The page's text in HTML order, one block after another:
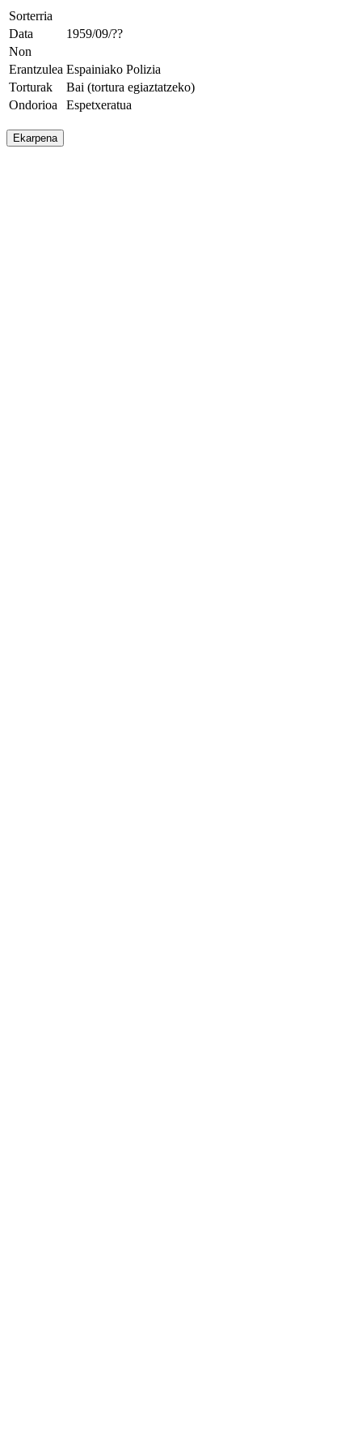
Sorterria
Data
1959/09/??
Non
Erantzulea Espainiako Polizia
Torturak
Bai (tortura egiaztatzeko)
Ondorioa
Espetxeratua